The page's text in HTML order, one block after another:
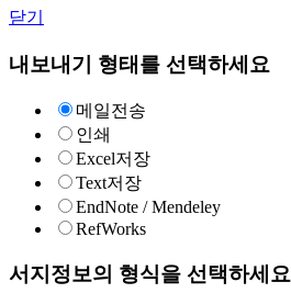
닫기
내보내기 형태를 선택하세요
메일전송
인쇄
Excel저장
Text저장
EndNote / Mendeley
RefWorks
서지정보의 형식을 선택하세요